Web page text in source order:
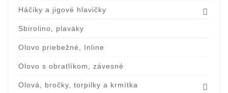
Háčiky a jigové hlavičky 
Sbirolino, plaváky
Olovo priebežné, Inline
Olovo s obratlíkom, závesné
Olová, bročky, torpilky a krmítka 